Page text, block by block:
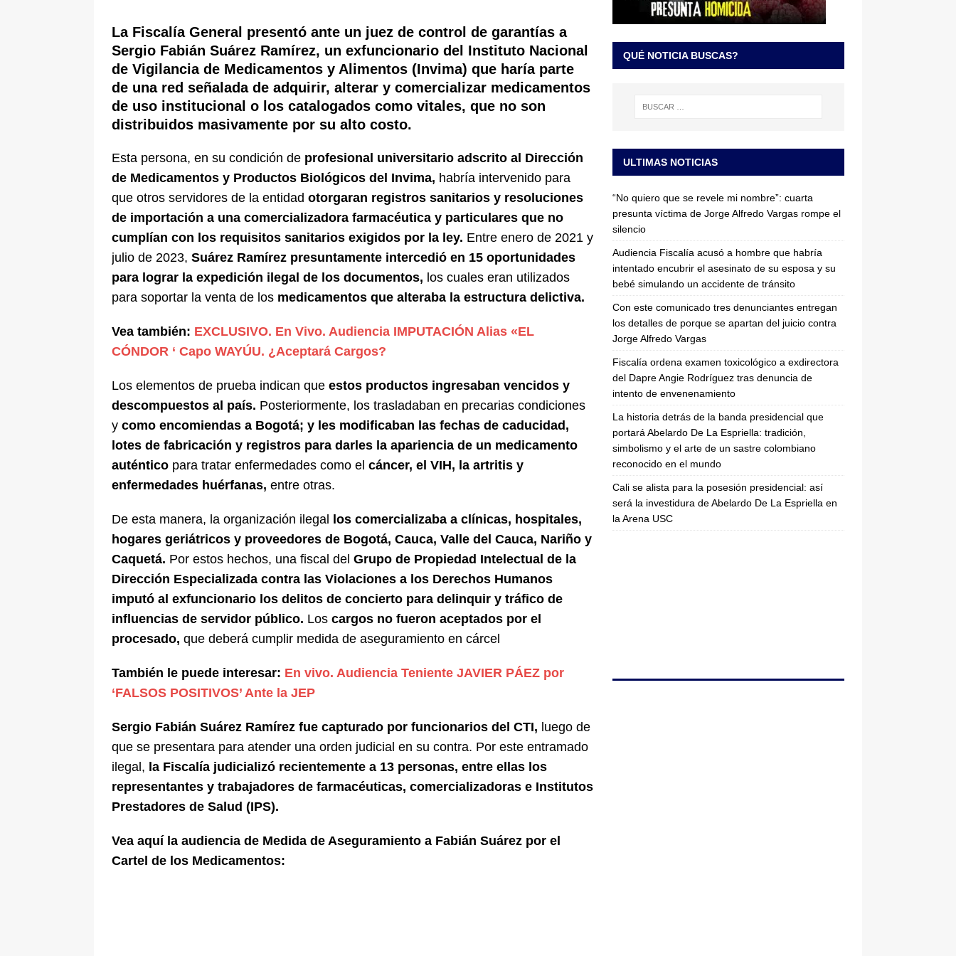
Espriella: tradición, simbolismo y el arte de un sastre colombiano reconocido en el mundo LO
ÚLTIMO
La Fiscalía General presentó ante un juez de control de garantías a
Sergio Fabián Suárez Ramírez, un exfuncionario del Instituto Nacional
de Vigilancia de Medicamentos y Alimentos (Invima) que haría parte
de una red señalada de adquirir, alterar y comercializar medicamentos
de uso institucional o los catalogados como vitales, que no son
distribuidos masivamente por su alto costo.
Esta persona, en su condición de profesional universitario adscrito al Dirección
de Medicamentos y Productos Biológicos del Invima, habría intervenido para
que otros servidores de la entidad otorgaran registros sanitarios y resoluciones
de importación a una comercializadora farmacéutica y particulares que no
cumplían con los requisitos sanitarios exigidos por la ley. Entre enero de 2021 y
julio de 2023, Suárez Ramírez presuntamente intercedió en 15 oportunidades
para lograr la expedición ilegal de los documentos, los cuales eran utilizados
para soportar la venta de los medicamentos que alteraba la estructura delictiva.
Vea también: EXCLUSIVO. En Vivo. Audiencia IMPUTACIÓN Alias «EL
CÓNDOR ‘ Capo WAYÚU. ¿Aceptará Cargos?
Los elementos de prueba indican que estos productos ingresaban vencidos y
descompuestos al país. Posteriormente, los trasladaban en precarias condiciones
y como encomiendas a Bogotá; y les modificaban las fechas de caducidad,
lotes de fabricación y registros para darles la apariencia de un medicamento
auténtico para tratar enfermedades como el cáncer, el VIH, la artritis y
enfermedades huérfanas, entre otras.
De esta manera, la organización ilegal
los comercializaba a clínicas, hospitales,
hogares geriátricos y proveedores de Bogotá, Cauca, Valle del Cauca, Nariño y
Caquetá. Por estos hechos, una fiscal del Grupo de Propiedad Intelectual de la
Dirección Especializada contra las Violaciones a los Derechos Humanos
imputó al exfuncionario los delitos de concierto para delinquir y tráfico de
influencias de servidor público. Los cargos no fueron aceptados por el
procesado, que deberá cumplir medida de aseguramiento en cárcel
También le puede interesar: En vivo. Audiencia Teniente JAVIER PÁEZ por
‘FALSOS POSITIVOS’ Ante la JEP
Sergio Fabián Suárez Ramírez fue capturado por funcionarios del CTI, luego de
que se presentara para atender una orden judicial en su contra. Por este entramado
ilegal, la Fiscalía judicializó recientemente a 13 personas, entre ellas los
representantes y trabajadores de farmacéuticas, comercializadoras e Institutos
Prestadores de Salud (IPS).
Vea aquí la audiencia de Medida de Aseguramiento a Fabián Suárez por el
Cartel de los Medicamentos:
QUÉ NOTICIA BUSCAS?
ULTIMAS NOTICIAS
“No quiero que se revele mi nombre”: cuarta
presunta víctima de Jorge Alfredo Vargas rompe el
silencio
Audiencia Fiscalía acusó a hombre que habría
intentado encubrir el asesinato de su esposa y su
bebé simulando un accidente de tránsito
Con este comunicado tres denunciantes entregan
los detalles de porque se apartan del juicio contra
Jorge Alfredo Vargas
Fiscalía ordena examen toxicológico a exdirectora
del Dapre Angie Rodríguez tras denuncia de
intento de envenenamiento
La historia detrás de la banda presidencial que
portará Abelardo De La Espriella: tradición,
simbolismo y el arte de un sastre colombiano
reconocido en el mundo
Cali se alista para la posesión presidencial: así
será la investidura de Abelardo De La Espriella en
la Arena USC